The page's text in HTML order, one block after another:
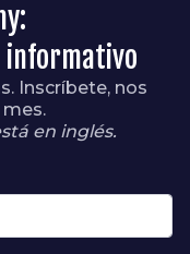
informativo
Inscríbete, nos
en inglés.